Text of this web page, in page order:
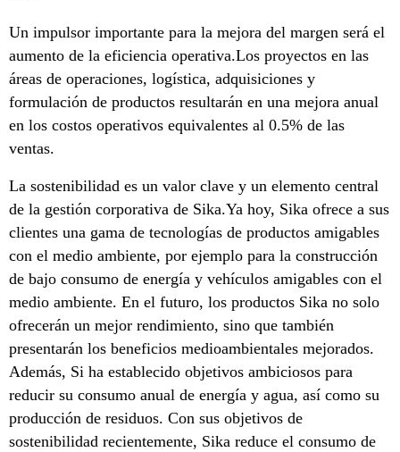
Un impulsor importante para la mejora del margen será el
aumento de la eficiencia operativa.Los proyectos en las
áreas de operaciones, logística, adquisiciones y
formulación de productos resultarán en una mejora anual
en los costos operativos equivalentes al 0.5% de las
ventas.
La sostenibilidad es un valor clave y un elemento central
de la gestión corporativa de Sika.Ya hoy, Sika ofrece a sus
clientes una gama de tecnologías de productos amigables
con el medio ambiente, por ejemplo para la construcción
de bajo consumo de energía y vehículos amigables con el
medio ambiente. En el futuro, los productos Sika no solo
ofrecerán un mejor rendimiento, sino que también
presentarán los beneficios medioambientales mejorados.
Además, Si ha establecido objetivos ambiciosos para
reducir su consumo anual de energía y agua, así como su
producción de residuos. Con sus objetivos de
sostenibilidad recientemente, Sika reduce el consumo de